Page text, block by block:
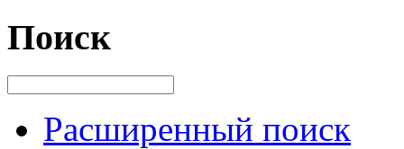
Поиск
Расширенный поиск